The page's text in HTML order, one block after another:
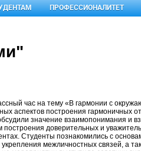
ПРОФЕССИОНАЛИТЕТ
час на тему «В гармонии с
аспектов построения гармоничных
значение взаимопонимания и
доверительных и
Студенты познакомились с
межличностных связей, а